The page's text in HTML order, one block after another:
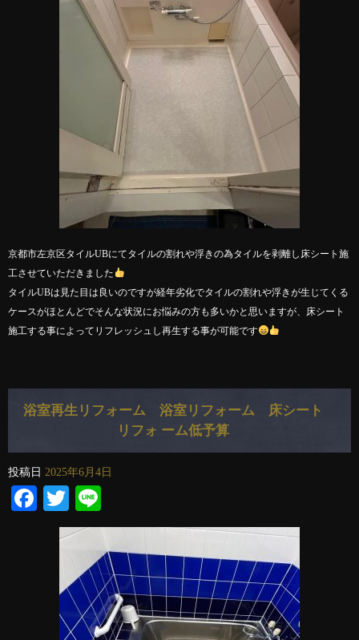
京都市左京区タイルUBにてタイルの割れや浮きの為タイルを剥離し床シート施
工させていただきました
タイルUBは見た目は良いのですが経年劣化でタイルの割れや浮きが生じてくる
ケースがほとんどでそんな状況にお悩みの方も多いかと思いますが、床シート
施工する事によってリフレッシュし再生する事が可能です
浴室再生リフォーム 浴室リフォーム 床シート
リフォ ーム低予算
投稿日 2025年6月4日
Facebook
Twitter